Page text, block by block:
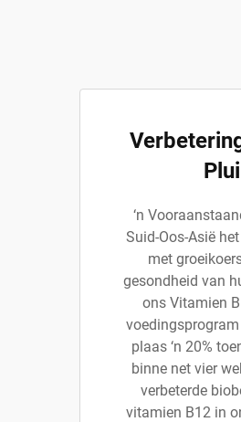
‘n
Suid-Oos-Asië
met
gesondheid van
ons Vitamien
plaas ‘n 20%
binne net vier
verbeterde
vitamien B12 in